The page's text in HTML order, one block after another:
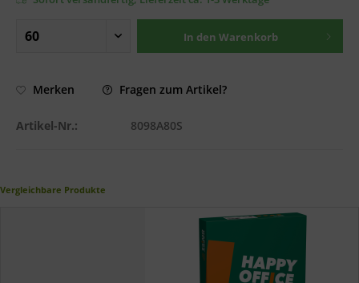
In den Warenkorb
Merken Fragen zum Artikel?
Artikel-Nr.: 8098A80S
Vergleichbare Produkte